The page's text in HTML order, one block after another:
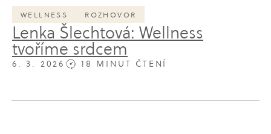
WELLNESS ROZHOVOR
Lenka Šlechtová: Wellness
tvoříme srdcem
6. 3. 2026 18 MINUT ČTENÍ